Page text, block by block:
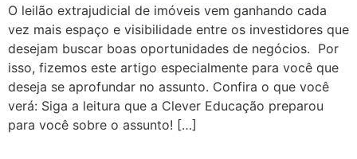
O leilão extrajudicial de imóveis vem ganhando cada
vez mais espaço e visibilidade entre os investidores que
desejam buscar boas oportunidades de negócios. Por
isso, fizemos este artigo especialmente para você que
deseja se aprofundar no assunto. Confira o que você
verá: Siga a leitura que a Clever Educação preparou
para você sobre o assunto! […]